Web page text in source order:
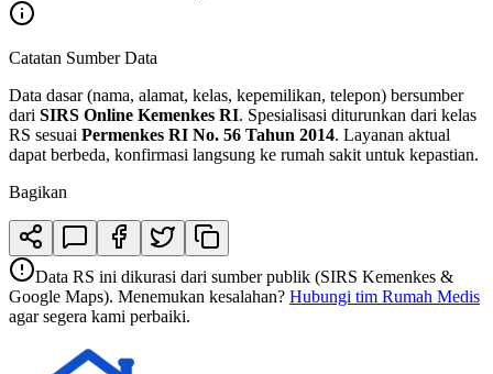
Catatan Sumber Data
Data dasar (nama, alamat, kelas, kepemilikan, telepon) bersumber
dari SIRS Online Kemenkes RI. Spesialisasi diturunkan dari kelas
RS sesuai Permenkes RI No. 56 Tahun 2014. Layanan aktual
dapat berbeda, konfirmasi langsung ke rumah sakit untuk kepastian.
Bagikan
Data RS ini dikurasi dari sumber publik (SIRS Kemenkes &
Google Maps). Menemukan kesalahan? Hubungi tim Rumah Medis
agar segera kami perbaiki.